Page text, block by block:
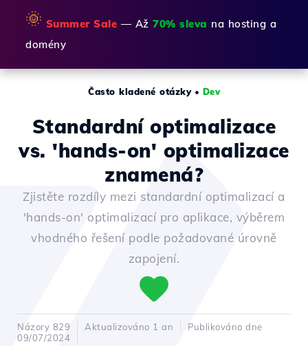
🌞 Summer Sale — Až 70% sleva na hosting a
domény
Často kladené otázky• Dev
Standardní optimalizace
vs. 'hands-on' optimalizace
znamená?
Zjistěte rozdíly mezi standardní optimalizací a
'hands-on' optimalizací pro aplikace, výběrem
vhodného řešení podle požadované úrovně
zapojení.
Názory 829 Aktualizováno 1 an
Publikováno dne
09/07/2024